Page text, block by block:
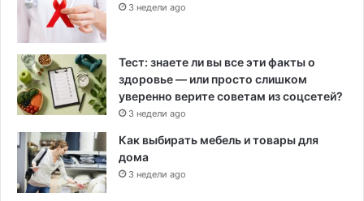
3 недели ago
Тест: знаете ли вы все эти факты о
здоровье — или просто слишком
уверенно верите советам из соцсетей?
3 недели ago
Как выбирать мебель и товары для
дома
3 недели ago